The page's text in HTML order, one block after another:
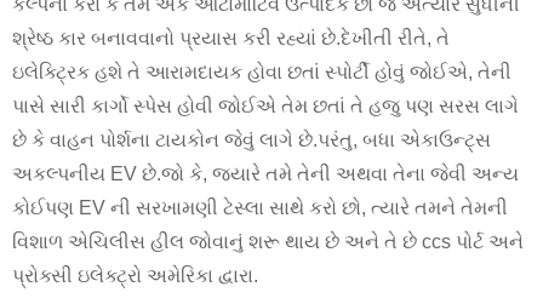
કલ્પના કરો કે તમે એક ઓટોમોટિવ ઉત્પાદક છો જે અત્યાર સુધીની
શ્રેષ્ઠ કાર બનાવવાનો પ્રયાસ કરી રહ્યાં છે.દેખીતી રીતે, તે
ઇલેક્ટ્રિક હશે તે આરામદાયક હોવા છતાં સ્પોર્ટી હોવું જોઈએ, તેની
પાસે સારી કાર્ગો સ્પેસ હોવી જોઈએ તેમ છતાં તે હજુ પણ સરસ લાગે
છે કે વાહન પોર્શના ટાયકોન જેવું લાગે છે.પરંતુ, બધા એકાઉન્ટ્સ
અકલ્પનીય EV છે.જો કે, જ્યારે તમે તેની અથવા તેના જેવી અન્ય
કોઈપણ EV ની સરખામણી ટેસ્લા સાથે કરો છો, ત્યારે તમને તેમની
વિશાળ એચિલીસ હીલ જોવાનું શરૂ થાય છે અને તે છે ccs પોર્ટ અને
પ્રોક્સી ઇલેક્ટ્રો અમેરિકા દ્વારા.